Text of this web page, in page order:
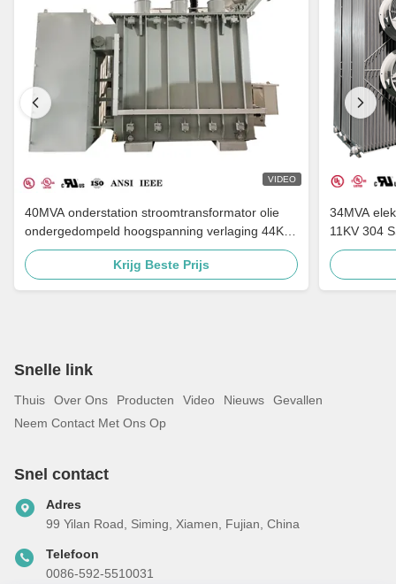
VIDEO
40MVA onderstation stroomtransformator olie
ondergedompeld hoogspanning verlaging 44KV
naar 34,5KV ANSI IEEE-normen
Krijg Beste Prijs
34MVA
11KV 304
Snelle link
Thuis Over Ons Producten Video Nieuws
Gevallen
Neem Contact Met Ons Op
Snel contact
Adres
99 Yilan Road, Siming, Xiamen, Fujian, China
Telefoon
0086-592-5510031